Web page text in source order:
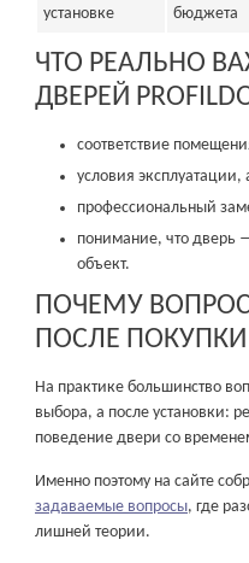
установке
бюджета
ЧТО РЕАЛЬНО
ДВЕРЕЙ
соответствие
условия эксплуатации,
профессиональный
понимание, что дверь
объект.
ПОЧЕМУ
ПОСЛЕ ПОКУПКИ
На практике большинство
выбора, а после установки:
поведение двери со
Именно поэтому на сайте
задаваемые вопросы, где
лишней теории.